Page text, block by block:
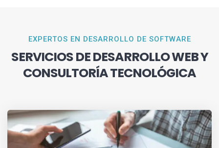
EXPERTOS EN DESARROLLO DE SOFTWARE
SERVICIOS DE DESARROLLO WEB Y
CONSULTORÍA TECNOLÓGICA